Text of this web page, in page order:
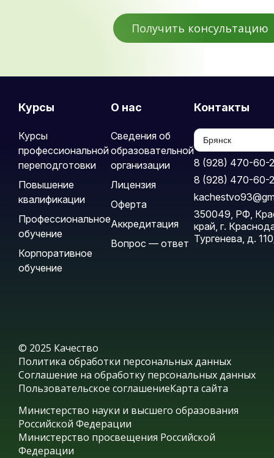
Курсы
Курсы
профессиональной
переподготовки
Повышение
квалификации
Профессиональное
обучение
Корпоративное
обучение
О нас
Сведения об
образовательной
организации
Лицензия
Оферта
Аккредитация
Вопрос — ответ
Контакты
8 (928) 470-60-
8 (928) 470-60-
350049, РФ,
край, г.
Тургенева, д.
© 2025 Качество
Политика обработки персональных данных
Соглашение на обработку персональных данных
Пользовательское соглашениеКарта сайта
Министерство науки и высшего образования
Российской Федерации
Министерство просвещения Российской
Федерации